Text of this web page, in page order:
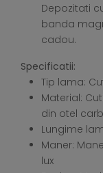
Depozitati
banda
cadou.
Specificatii:
Tip lama:
Material:
din otel
Lungime
Maner:
lux